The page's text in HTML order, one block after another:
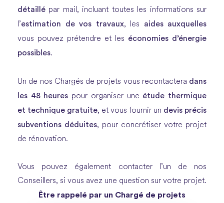
détaillé par mail, incluant toutes les informations sur
l’estimation de vos travaux, les aides auxquelles
vous pouvez prétendre et les économies d’énergie
possibles.
Un de nos Chargés de projets vous recontactera dans
les 48 heures pour organiser une étude thermique
et technique gratuite, et vous fournir un devis précis
subventions déduites, pour concrétiser votre projet
de rénovation.
Vous pouvez également contacter l’un de nos
Conseillers, si vous avez une question sur votre projet.
Être rappelé par un Chargé de projets